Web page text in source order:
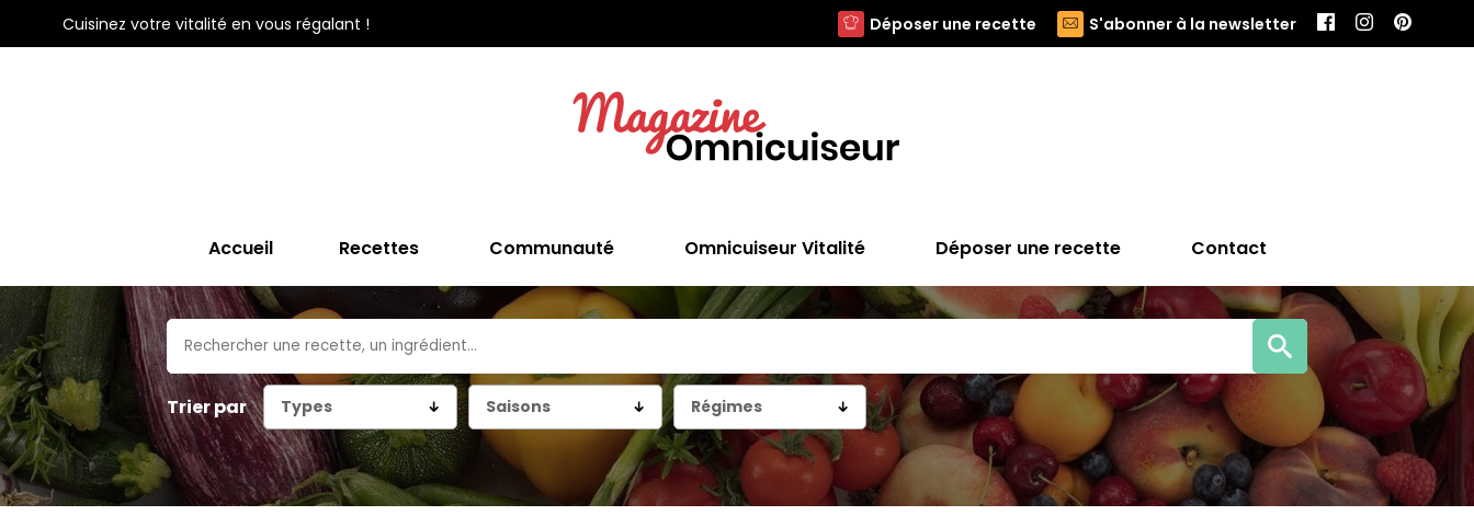
Cuisinez votre vitalité en vous régalant ! Déposer une recette S'abonner à la newsletter
Accueil Recettes Communauté Omnicuiseur Vitalité Déposer une recette Contact
Trier par Types Saisons Régimes